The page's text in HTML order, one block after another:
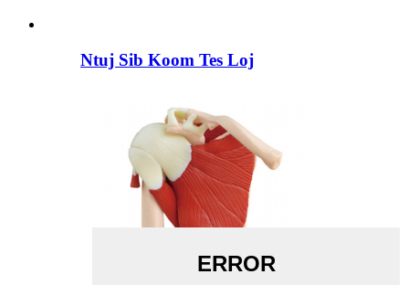
Ntuj Sib Koom Tes Loj